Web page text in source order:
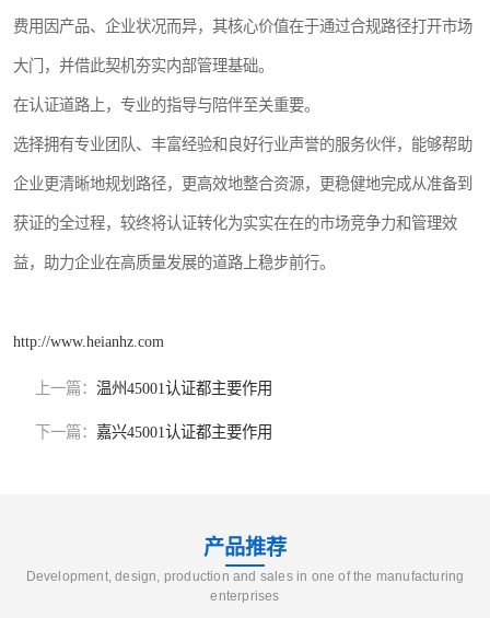
费用因产品、企业状况而异，其核心价值在于通过合规路径打开市场
大门，并借此契机夯实内部管理基础。
在认证道路上，专业的指导与陪伴至关重要。
选择拥有专业团队、丰富经验和良好行业声誉的服务伙伴，能够帮助
企业更清晰地规划路径，更高效地整合资源，更稳健地完成从准备到
获证的全过程，较终将认证转化为实实在在的市场竞争力和管理效
益，助力企业在高质量发展的道路上稳步前行。
http://www.heianhz.com
上一篇： 温州45001认证都主要作用
下一篇： 嘉兴45001认证都主要作用
产品推荐
Development, design, production and sales in one of the manufacturing
enterprises